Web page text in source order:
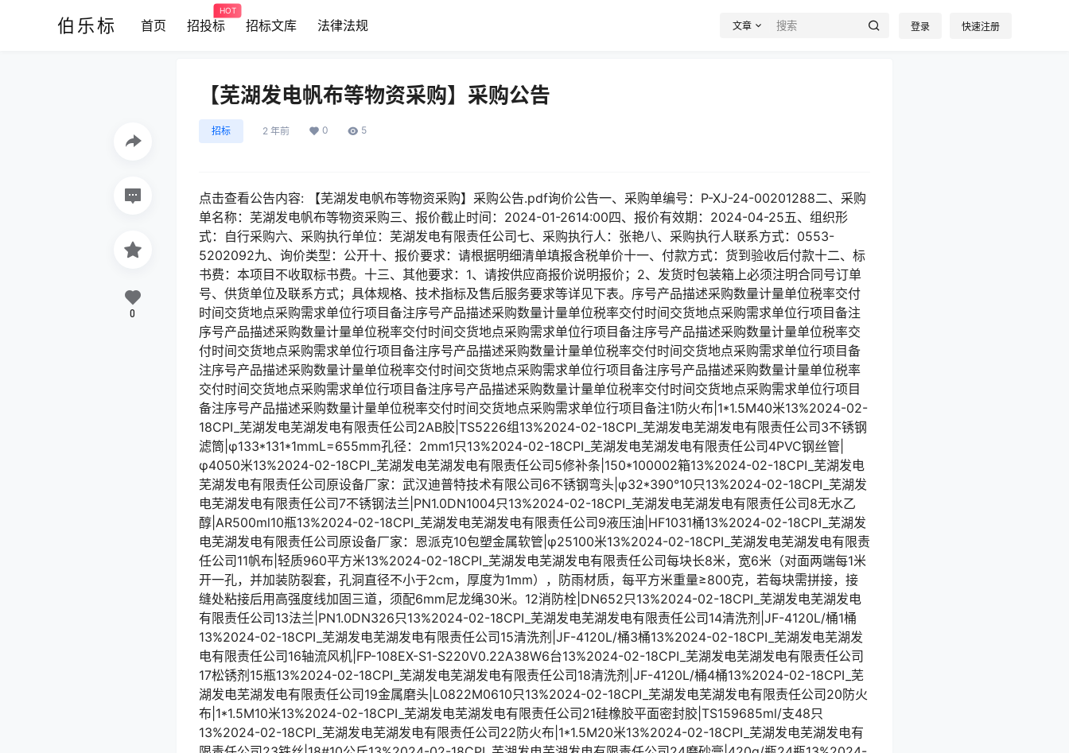
伯乐标 首页 招投标
HOT
招标文库 法律法规 文章 登录 快速注册
【芜湖发电帆布等物资采购】采购公告
招标 2 年前 0 5
点击查看公告内容: 【芜湖发电帆布等物资采购】采购公告.pdf询价公告一、采购单编号：P-XJ-24-00201288二、采购
单名称：芜湖发电帆布等物资采购三、报价截止时间：2024-01-2614:00四、报价有效期：2024-04-25五、组织形
式：自行采购六、采购执行单位：芜湖发电有限责任公司七、采购执行人：张艳八、采购执行人联系方式：0553-
5202092九、询价类型：公开十、报价要求：请根据明细清单填报含税单价十一、付款方式：货到验收后付款十二、标
书费：本项目不收取标书费。十三、其他要求：1、请按供应商报价说明报价；2、发货时包装箱上必须注明合同号订单
号、供货单位及联系方式；具体规格、技术指标及售后服务要求等详见下表。序号产品描述采购数量计量单位税率交付
时间交货地点采购需求单位行项目备注序号产品描述采购数量计量单位税率交付时间交货地点采购需求单位行项目备注
序号产品描述采购数量计量单位税率交付时间交货地点采购需求单位行项目备注序号产品描述采购数量计量单位税率交
付时间交货地点采购需求单位行项目备注序号产品描述采购数量计量单位税率交付时间交货地点采购需求单位行项目备
注序号产品描述采购数量计量单位税率交付时间交货地点采购需求单位行项目备注序号产品描述采购数量计量单位税率
交付时间交货地点采购需求单位行项目备注序号产品描述采购数量计量单位税率交付时间交货地点采购需求单位行项目
备注序号产品描述采购数量计量单位税率交付时间交货地点采购需求单位行项目备注1防火布|1*1.5M40米13%2024-02-
18CPI_芜湖发电芜湖发电有限责任公司2AB胶|TS5226组13%2024-02-18CPI_芜湖发电芜湖发电有限责任公司3不锈钢
滤筒|φ133*131*1mmL=655mm孔径：2mm1只13%2024-02-18CPI_芜湖发电芜湖发电有限责任公司4PVC钢丝管|
φ4050米13%2024-02-18CPI_芜湖发电芜湖发电有限责任公司5修补条|150*100002箱13%2024-02-18CPI_芜湖发电
芜湖发电有限责任公司原设备厂家：武汉迪普特技术有限公司6不锈钢弯头|φ32*390°10只13%2024-02-18CPI_芜湖发
电芜湖发电有限责任公司7不锈钢法兰|PN1.0DN1004只13%2024-02-18CPI_芜湖发电芜湖发电有限责任公司8无水乙
醇|AR500ml10瓶13%2024-02-18CPI_芜湖发电芜湖发电有限责任公司9液压油|HF1031桶13%2024-02-18CPI_芜湖发
电芜湖发电有限责任公司原设备厂家：恩派克10包塑金属软管|φ25100米13%2024-02-18CPI_芜湖发电芜湖发电有限责
任公司11帆布|轻质960平方米13%2024-02-18CPI_芜湖发电芜湖发电有限责任公司每块长8米，宽6米（对面两端每1米
开一孔，并加装防裂套，孔洞直径不小于2cm，厚度为1mm），防雨材质，每平方米重量≥800克，若每块需拼接，接
缝处粘接后用高强度线加固三道，须配6mm尼龙绳30米。12消防栓|DN652只13%2024-02-18CPI_芜湖发电芜湖发电
有限责任公司13法兰|PN1.0DN326只13%2024-02-18CPI_芜湖发电芜湖发电有限责任公司14清洗剂|JF-4120L/桶1桶
13%2024-02-18CPI_芜湖发电芜湖发电有限责任公司15清洗剂|JF-4120L/桶3桶13%2024-02-18CPI_芜湖发电芜湖发
电有限责任公司16轴流风机|FP-108EX-S1-S220V0.22A38W6台13%2024-02-18CPI_芜湖发电芜湖发电有限责任公司
17松锈剂15瓶13%2024-02-18CPI_芜湖发电芜湖发电有限责任公司18清洗剂|JF-4120L/桶4桶13%2024-02-18CPI_芜
湖发电芜湖发电有限责任公司19金属磨头|L0822M0610只13%2024-02-18CPI_芜湖发电芜湖发电有限责任公司20防火
布|1*1.5M10米13%2024-02-18CPI_芜湖发电芜湖发电有限责任公司21硅橡胶平面密封胶|TS159685ml/支48只
13%2024-02-18CPI_芜湖发电芜湖发电有限责任公司22防火布|1*1.5M20米13%2024-02-18CPI_芜湖发电芜湖发电有
0